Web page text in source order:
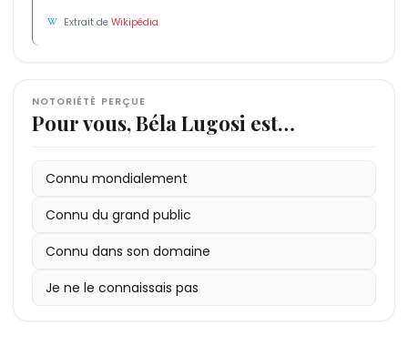
Extrait deWikipédia
NOTORIÉTÉ PERÇUE
Pour vous, Béla Lugosi est…
Connu mondialement
Connu du grand public
Connu dans son domaine
Je ne le connaissais pas